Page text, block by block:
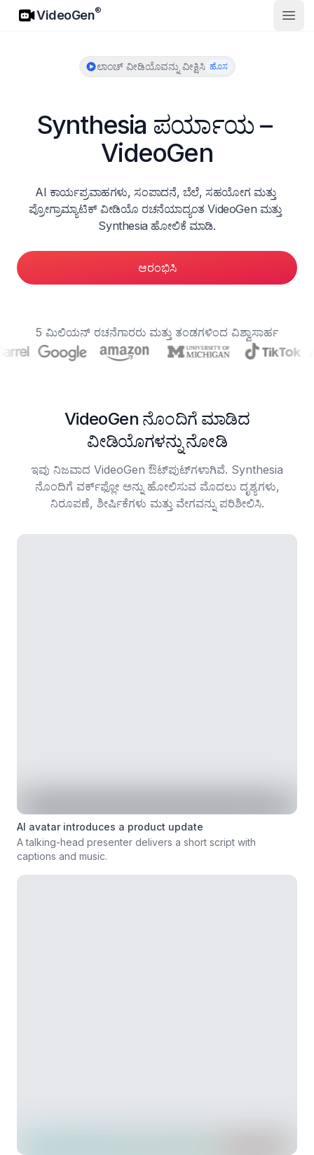
VideoGen
VideoGen®
ಲಾಂಚ್ ವೀಡಿಯೊವನ್ನು ವೀಕ್ಷಿಸಿ ಹೊಸ
Synthesia ಪರ್ಯಾಯ –
VideoGen
AI ಕಾರ್ಯಪ್ರವಾಹಗಳು, ಸಂಪಾದನೆ, ಬೆಲೆ, ಸಹಯೋಗ ಮತ್ತು
ಪ್ರೋಗ್ರಾಮ್ಯಾಟಿಕ್ ವೀಡಿಯೊ ರಚನೆಯಾದ್ಯಂತ VideoGen ಮತ್ತು
Synthesia ಹೋಲಿಕೆ ಮಾಡಿ.
ಆರಂಭಿಸಿ
5 ಮಿಲಿಯನ್ ರಚನೆಗಾರರು ಮತ್ತು ತಂಡಗಳಿಂದ ವಿಶ್ವಾಸಾರ್ಹ
VideoGen ನೊಂದಿಗೆ ಮಾಡಿದ
ವೀಡಿಯೊಗಳನ್ನು ನೋಡಿ
ಇವು ನಿಜವಾದ VideoGen ಔಟ್‌ಪುಟ್‌ಗಳಾಗಿವೆ. Synthesia
ನೊಂದಿಗೆ ವರ್ಕ್‌ಫ್ಲೋ ಅನ್ನು ಹೋಲಿಸುವ ಮೊದಲು ದೃಶ್ಯಗಳು,
ನಿರೂಪಣೆ, ಶೀರ್ಷಿಕೆಗಳು ಮತ್ತು ವೇಗವನ್ನು ಪರಿಶೀಲಿಸಿ.
AI avatar introduces a product update
A talking-head presenter delivers a short script with
captions and music.